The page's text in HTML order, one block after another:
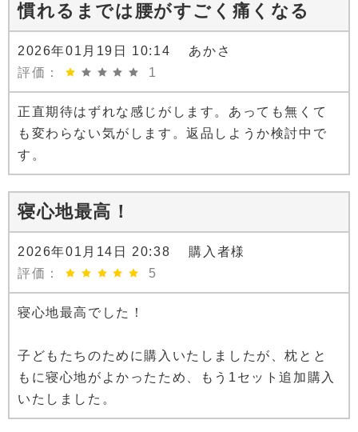
慣れるまでは腰がすごく痛くなる
2026年01月19日 10:14 あかさ
評価：
1
正直期待はずれな感じがします。あっても無くて
も変わらない気がします。返品しようか検討中で
す。
寝心地最高！
2026年01月14日 20:38 購入者様
評価：
5
寝心地最高でした！
子どもたちのために購入いたしましたが、枕とと
もに寝心地がよかったため、もう1セット追加購入
いたしました。